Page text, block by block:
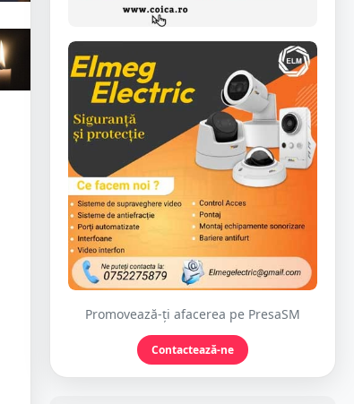
Promovează-ți afacerea pe PresaSM
Contactează-ne